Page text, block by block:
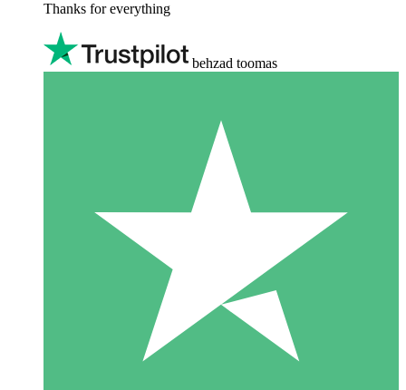
Thanks for everything
behzad toomas